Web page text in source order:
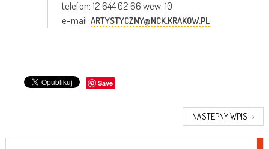
telefon: 12 644 02 66 wew. 10
e-mail: ARTYSTYCZNY@NCK.KRAKOW.PL
Save
NASTĘPNY WPIS ›